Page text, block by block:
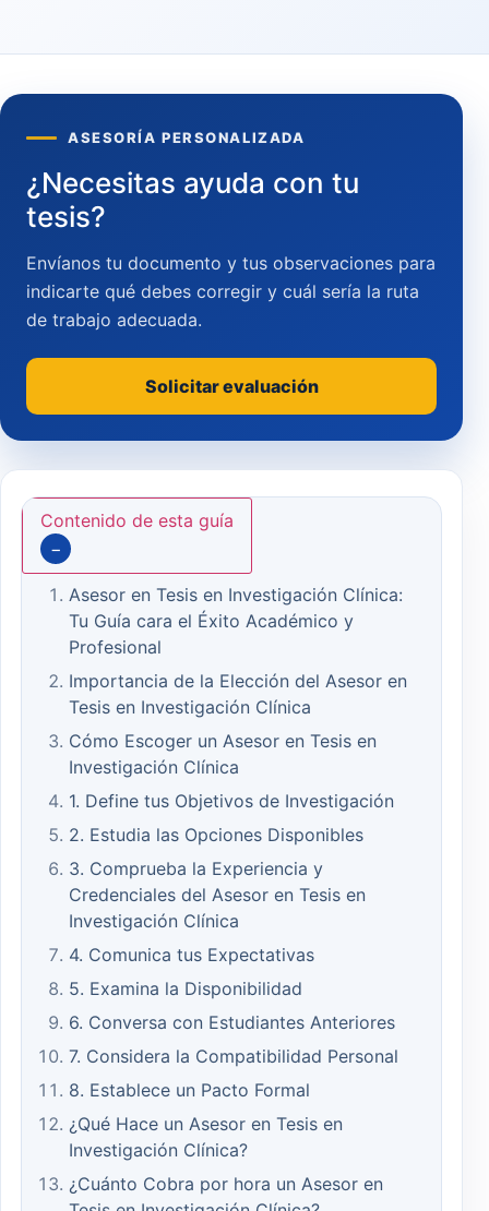
Contenido de esta guía
−
Asesor en Tesis en Investigación Clínica:
Tu Guía cara el Éxito Académico y
Profesional
Importancia de la Elección del Asesor en
Tesis en Investigación Clínica
Cómo Escoger un Asesor en Tesis en
Investigación Clínica
1. Define tus Objetivos de Investigación
2. Estudia las Opciones Disponibles
3. Comprueba la Experiencia y
Credenciales del Asesor en Tesis en
Investigación Clínica
4. Comunica tus Expectativas
5. Examina la Disponibilidad
6. Conversa con Estudiantes Anteriores
7. Considera la Compatibilidad Personal
8. Establece un Pacto Formal
¿Qué Hace un Asesor en Tesis en
Investigación Clínica?
¿Cuánto Cobra por hora un Asesor en
ASESORÍA PERSONALIZADA
¿Necesitas ayuda con tu
tesis?
Envíanos tu documento y tus observaciones para
indicarte qué debes corregir y cuál sería la ruta
de trabajo adecuada.
Solicitar evaluación